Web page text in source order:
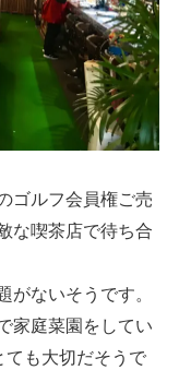
ゴルフ会員権ご売
な喫茶店で待ち合
がないそうです。
家庭菜園をしてい
も大切だそうで